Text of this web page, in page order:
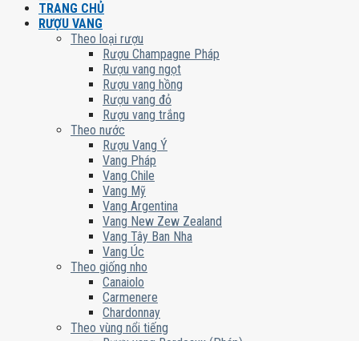
TRANG CHỦ
RƯỢU VANG
Theo loại rượu
Rượu Champagne Pháp
Rượu vang ngọt
Rượu vang hồng
Rượu vang đỏ
Rượu vang trắng
Theo nước
Rượu Vang Ý
Vang Pháp
Vang Chile
Vang Mỹ
Vang Argentina
Vang New Zew Zealand
Vang Tây Ban Nha
Vang Úc
Theo giống nho
Canaiolo
Carmenere
Chardonnay
Theo vùng nổi tiếng